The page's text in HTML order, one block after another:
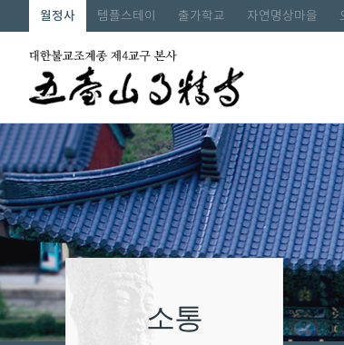
월정사 템플스테이 출가학교 자연명상마을
소통